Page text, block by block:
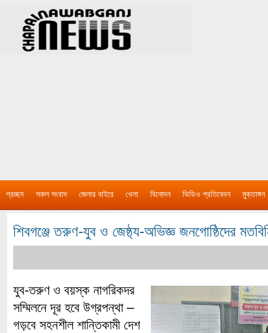
প্রচ্ছদ সকল সংবাদ জেলার বাইরে খেলা বিনোদন ভিডিও প্রতিবেদন মুক্তাঙ্গন
শিবগঞ্জে তরুণ-যুব ও জেষ্ঠ্য-অভিজ্ঞ জনগোষ্ঠিদের
যুব-তরুণ ও বয়স্ক নাগরিকদর
সম্মিলনে দূর হবে উগ্রপন্থা –
গড়বে সহনশীল শান্তিকামী দেশ